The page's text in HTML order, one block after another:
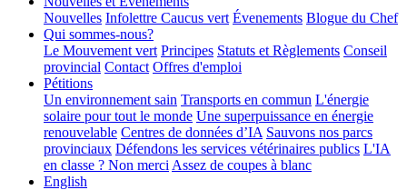
Nouvelles Infolettre Caucus vert Évenements Blogue du Chef
Qui sommes-nous?
Le Mouvement vert Principes Statuts et Règlements Conseil
provincial Contact Offres d'emploi
Pétitions
Un environnement sain Transports en commun L'énergie
solaire pour tout le monde Une superpuissance en énergie
renouvelable Centres de données d’IA Sauvons nos parcs
provinciaux Défendons les services vétérinaires publics L'IA
en classe ? Non merci Assez de coupes à blanc
English